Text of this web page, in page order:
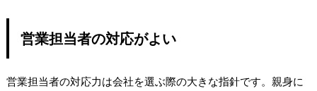
営業担当者の対応がよい
営業担当者の対応力は会社を選ぶ際の大きな指針です。親身に